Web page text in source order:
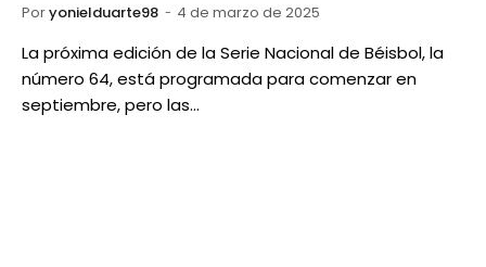
Poryonielduarte98 4 de marzo de 2025
La próxima edición de la Serie Nacional de Béisbol, la
número 64, está programada para comenzar en
septiembre, pero las…